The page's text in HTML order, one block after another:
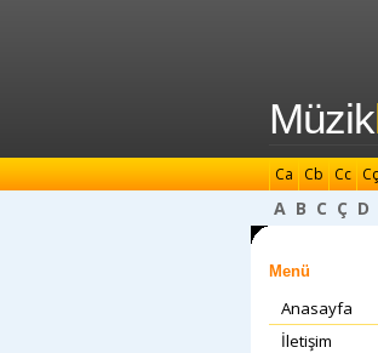
Müzik
Ca Cb Cc Cç
A B C Ç D
Menü
Anasayfa
İletişim